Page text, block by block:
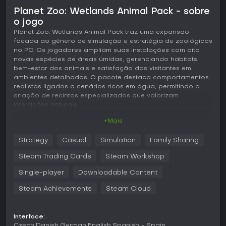
Planet Zoo: Wetlands Animal Pack - sobre
o jogo
Planet Zoo: Wetlands Animal Pack traz uma expansão
focada ao gênero de simulação e estratégia de zoológicos
no PC. Os jogadores ampliam suas instalações com oito
novas espécies de áreas úmidas, gerenciando habitats,
bem-estar dos animais e satisfação dos visitantes em
ambientes detalhados. O pacote destaca comportamentos
realistas ligados a cenários ricos em água, permitindo a
criação de recintos especializados que valorizam
interações naturais.
habitats adaptados às necessidades de cada espécie. Os
construtores definem terreno, elementos aquáticos e
acompanhando saúde, reprodução e itens de
capivara interage com uma torneira de água quente para
manobras aquáticas. Espécies maiores, como o búfalo-
+Mais
Strategy Casual Simulation Family Sharing
Steam Trading Cards Steam Workshop
Single-player Downloadable Content
Steam Achievements Steam Cloud
Interface: